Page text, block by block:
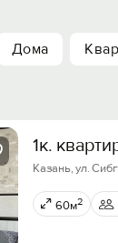
Дома
1к.
Казань, ул.
60м2